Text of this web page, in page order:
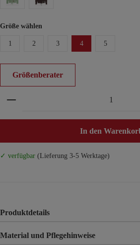
Größe wählen
1 2 3 4 5
Größenberater
Produkt Anzahl: Gib den
In den
✓ verfügbar (Lieferung 3-5 Werktage)
Produktdetails
Material und Pflegehinweise